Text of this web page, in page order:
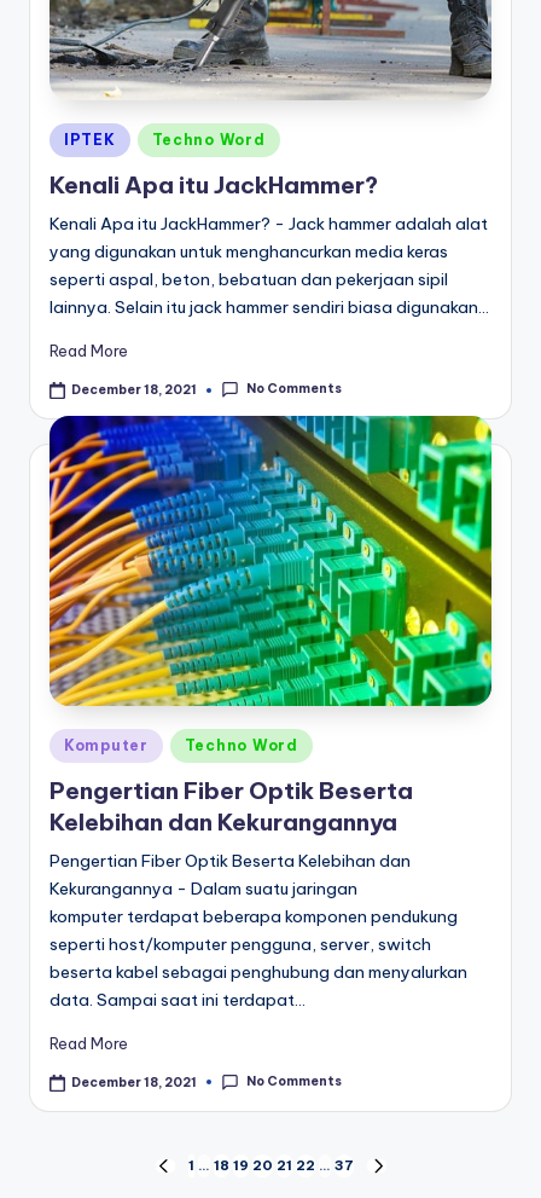
Posted
in
IPTEK Techno Word
Kenali Apa itu JackHammer?
Kenali Apa itu JackHammer? - Jack hammer adalah alat
yang digunakan untuk menghancurkan media keras
seperti aspal, beton, bebatuan dan pekerjaan sipil
lainnya. Selain itu jack hammer sendiri biasa digunakan…
Read More
December 18, 2021 No Comments
Posted
in
Komputer Techno Word
Pengertian Fiber Optik Beserta
Kelebihan dan Kekurangannya
Pengertian Fiber Optik Beserta Kelebihan dan
Kekurangannya - Dalam suatu jaringan
komputer terdapat beberapa komponen pendukung
seperti host/komputer pengguna, server, switch
beserta kabel sebagai penghubung dan menyalurkan
data. Sampai saat ini terdapat…
Read More
December 18, 2021 No Comments
PREVIOUS
1 … 18 19 20 21 22 … 37